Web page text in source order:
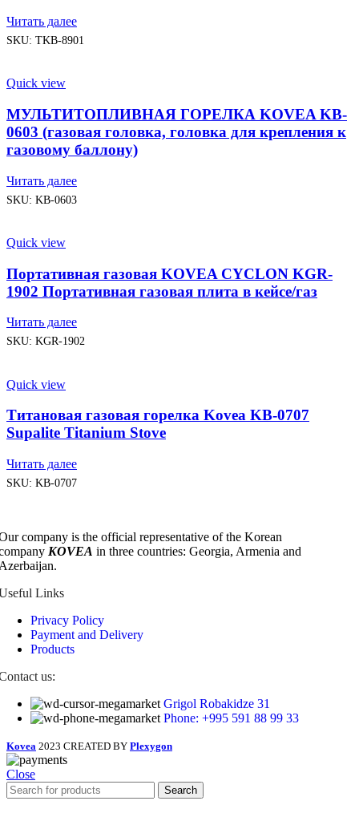
Читать далее
SKU: TKB-8901
Quick view
МУЛЬТИТОПЛИВНАЯ ГОРЕЛКА KOVEA KB-
0603 (газовая головка, головка для крепления к
газовому баллону)
Читать далее
SKU: KB-0603
Quick view
Портативная газовая KOVEA CYCLON KGR-
1902 Портативная газовая плита в кейсе/газ
Читать далее
SKU: KGR-1902
Quick view
Титановая газовая горелка Kovea KB-0707
Supalite Titanium Stove
Читать далее
SKU: KB-0707
company is the official representative of the Korean
KOVEA in three countries: Georgia, Armenia and
Links
Privacy Policy
Payment and Delivery
Products
us:
Grigol Robakidze 31
Phone: +995 591 88 99 33
Kovea 2023 CREATED BY Plexygon
Close
Search